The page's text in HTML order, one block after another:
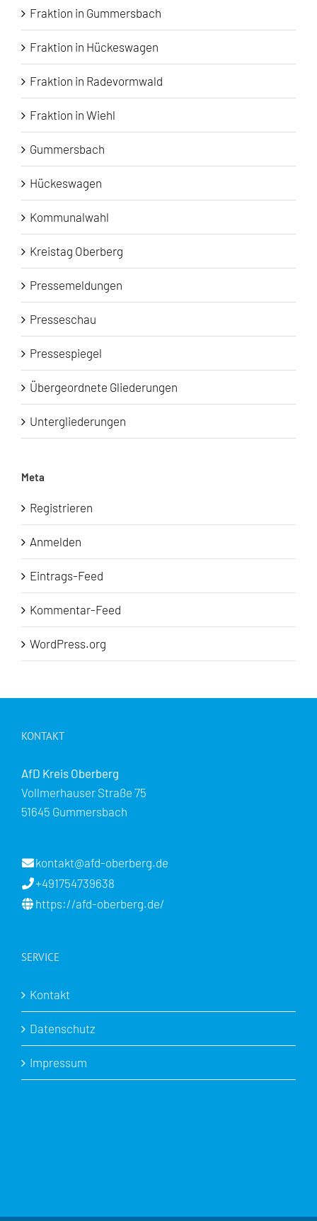
Fraktion in Gummersbach
Fraktion in Hückeswagen
Fraktion in Radevormwald
Fraktion in Wiehl
Gummersbach
Hückeswagen
Kommunalwahl
Kreistag Oberberg
Pressemeldungen
Presseschau
Pressespiegel
Übergeordnete Gliederungen
Untergliederungen
Meta
Registrieren
Anmelden
Eintrags-Feed
Kommentar-Feed
WordPress.org
KONTAKT
AfD Kreis Oberberg
Vollmerhauser Straße 75
51645 Gummersbach
kontakt@afd-oberberg.de
+491754739638
https://afd-oberberg.de/
SERVICE
Kontakt
Datenschutz
Impressum